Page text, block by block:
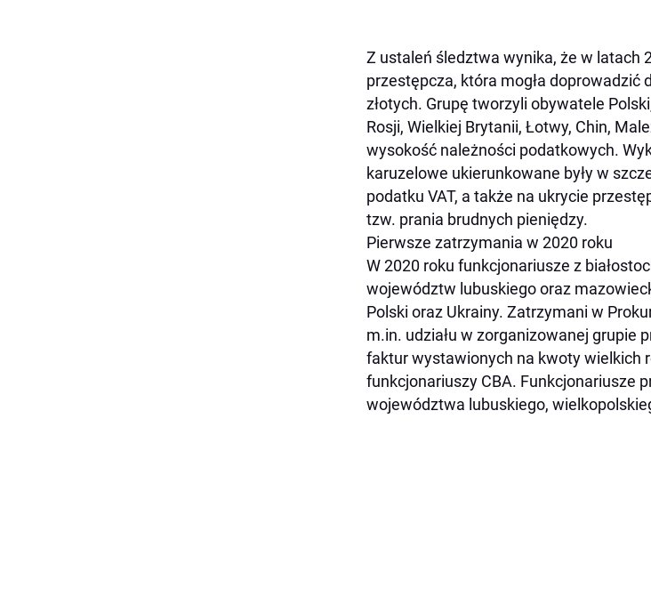
Z ustaleń śledztwa wynika, że w latach
przestępcza, która mogła doprowadzić
złotych. Grupę tworzyli obywatele
Rosji, Wielkiej Brytanii, Łotwy, Chin,
wysokość należności podatkowych.
karuzelowe ukierunkowane były w
podatku VAT, a także na ukrycie
tzw. prania brudnych pieniędzy.
Pierwsze zatrzymania w 2020 roku
W 2020 roku funkcjonariusze z
województw lubuskiego oraz
Polski oraz Ukrainy. Zatrzymani w
m.in. udziału w zorganizowanej grupie
faktur wystawionych na kwoty wielkich
funkcjonariuszy CBA. Funkcjonariusze
województwa lubuskiego,